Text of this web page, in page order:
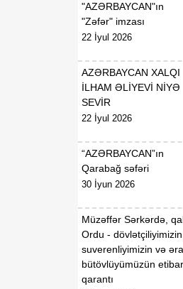
"AZƏRBAYCAN"ın
"Zəfər" imzası
22 İyul 2026
AZƏRBAYCAN XALQI
İLHAM ƏLİYEVİ NİYƏ
SEVİR
22 İyul 2026
“AZƏRBAYCAN”ın
Qarabağ səfəri
30 İyun 2026
Müzəffər Sərkərdə,
Ordu -
suverenliyimizin və
bütövlüyümüzün
qarantı